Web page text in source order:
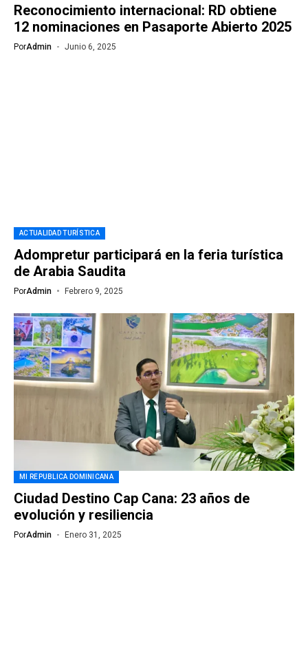
Reconocimiento internacional: RD obtiene
12 nominaciones en Pasaporte Abierto 2025
PorAdmin Junio 6, 2025
ACTUALIDAD TURÍSTICA
Adompretur participará en la feria turística
de Arabia Saudita
PorAdmin Febrero 9, 2025
MI REPUBLICA DOMINICANA
Ciudad Destino Cap Cana: 23 años de
evolución y resiliencia
PorAdmin Enero 31, 2025